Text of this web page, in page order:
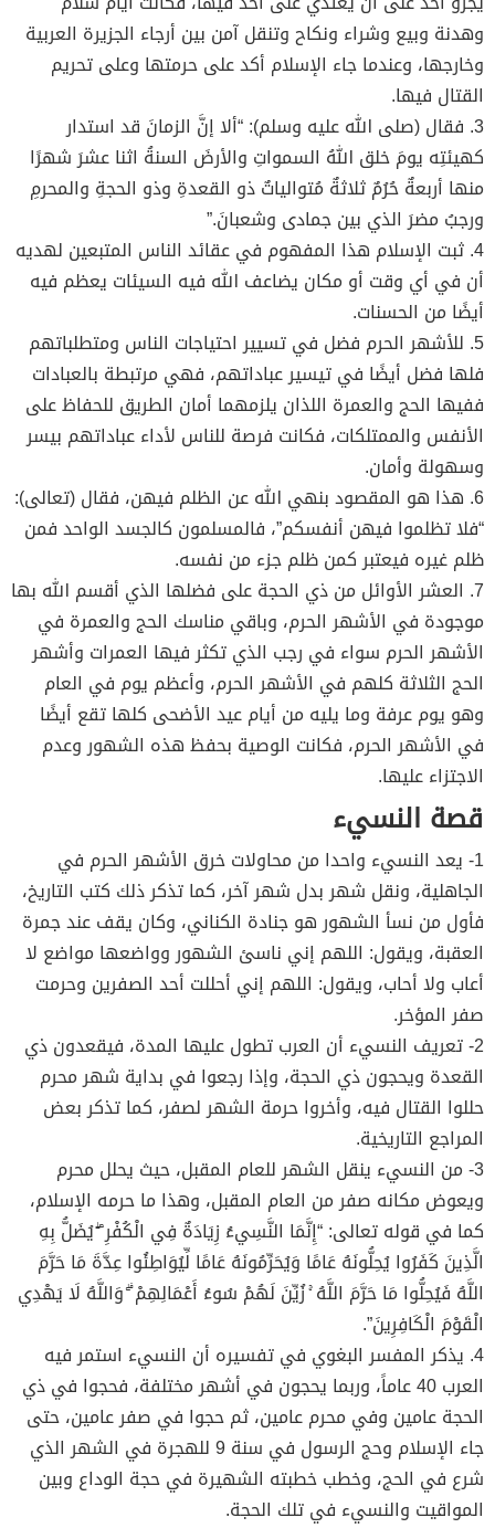
وهدنة وبيع وشراء ونكاح وتنقل آمن بين أرجاء الجزيرة العربية
وخارجها، وعندما جاء الإسلام أكد على حرمتها وعلى تحريم
القتال فيها.
3. فقال (صلى الله عليه وسلم): “ألا إنَّ الزمانَ قد استدار
كهيئتِه يومَ خلق اللهُ السمواتِ والأرضَ السنةُ اثنا عشرَ شهرًا
منها أربعةٌ حُرُمٌ ثلاثةٌ مُتوالياتٌ ذو القعدةِ وذو الحجةِ والمحرمِ
ورجبُ مضرَ الذي بين جمادى وشعبانَ.”
4. ثبت الإسلام هذا المفهوم في عقائد الناس المتبعين لهديه
أن في أي وقت أو مكان يضاعف الله فيه السيئات يعظم فيه
أيضًا من الحسنات.
5. للأشهر الحرم فضل في تسيير احتياجات الناس ومتطلباتهم
فلها فضل أيضًا في تيسير عباداتهم، فهي مرتبطة بالعبادات
ففيها الحج والعمرة اللذان يلزمهما أمان الطريق للحفاظ على
الأنفس والممتلكات، فكانت فرصة للناس لأداء عباداتهم بيسر
وسهولة وأمان.
6. هذا هو المقصود بنهي الله عن الظلم فيهن، فقال (تعالى):
“فلا تظلموا فيهن أنفسكم”، فالمسلمون كالجسد الواحد فمن
ظلم غيره فيعتبر كمن ظلم جزء من نفسه.
7. العشر الأوائل من ذي الحجة على فضلها الذي أقسم الله بها
موجودة في الأشهر الحرم، وباقي مناسك الحج والعمرة في
الأشهر الحرم سواء في رجب الذي تكثر فيها العمرات وأشهر
الحج الثلاثة كلهم في الأشهر الحرم، وأعظم يوم في العام
وهو يوم عرفة وما يليه من أيام عيد الأضحى كلها تقع أيضًا
في الأشهر الحرم، فكانت الوصية بحفظ هذه الشهور وعدم
الاجتزاء عليها.
قصة النسيء
1- يعد النسيء واحدا من محاولات خرق الأشهر الحرم في
الجاهلية، ونقل شهر بدل شهر آخر، كما تذكر ذلك كتب التاريخ،
فأول من نسأ الشهور هو جنادة الكناني، وكان يقف عند جمرة
العقبة، ويقول: اللهم إني ناسئ الشهور وواضعها مواضع لا
أعاب ولا أحاب، ويقول: اللهم إني أحللت أحد الصفرين وحرمت
صفر المؤخر.
2- تعريف النسيء أن العرب تطول عليها المدة، فيقعدون ذي
القعدة ويحجون ذي الحجة، وإذا رجعوا في بداية شهر محرم
حللوا القتال فيه، وأخروا حرمة الشهر لصفر، كما تذكر بعض
المراجع التاريخية.
3- من النسيء ينقل الشهر للعام المقبل، حيث يحلل محرم
ويعوض مكانه صفر من العام المقبل، وهذا ما حرمه الإسلام،
كما في قوله تعالى: “إِنَّمَا النَّسِيءُ زِيَادَةٌ فِي الْكُفْرِ ۖ يُضَلُّ بِهِ
الَّذِينَ كَفَرُوا يُحِلُّونَهُ عَامًا وَيُحَرِّمُونَهُ عَامًا لِّيُوَاطِئُوا عِدَّةَ مَا حَرَّمَ
اللَّهُ فَيُحِلُّوا مَا حَرَّمَ اللَّهُ ۚ زُيِّنَ لَهُمْ سُوءُ أَعْمَالِهِمْ ۗ وَاللَّهُ لَا يَهْدِي
الْقَوْمَ الْكَافِرِينَ”.
4. يذكر المفسر البغوي في تفسيره أن النسيء استمر فيه
العرب 40 عاماً، وربما يحجون في أشهر مختلفة، فحجوا في ذي
الحجة عامين وفي محرم عامين، ثم حجوا في صفر عامين، حتى
جاء الإسلام وحج الرسول في سنة 9 للهجرة في الشهر الذي
شرع في الحج، وخطب خطبته الشهيرة في حجة الوداع وبين
المواقيت والنسيء في تلك الحجة.